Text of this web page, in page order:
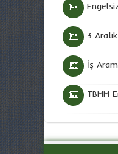
3
İş
TBMM